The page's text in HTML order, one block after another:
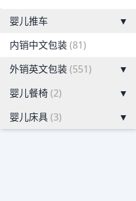
婴儿推车
▼
内销中文包装(81)
外销英文包装(551)
▼
婴儿餐椅(2)
▼
婴儿床具(3) ▼